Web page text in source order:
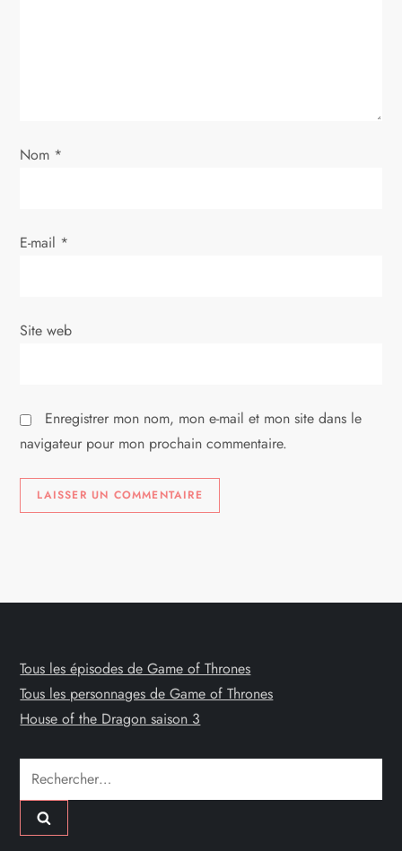
Nom *
E-mail *
Site web
Enregistrer mon nom, mon e-mail et mon site dans le
navigateur pour mon prochain commentaire.
Tous les épisodes de Game of Thrones
Tous les personnages de Game of Thrones
House of the Dragon saison 3
Rechercher :